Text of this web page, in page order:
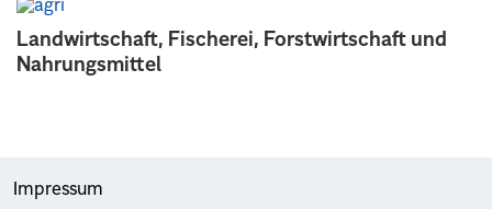
Landwirtschaft, Fischerei, Forstwirtschaft und
Nahrungsmittel
Impressum